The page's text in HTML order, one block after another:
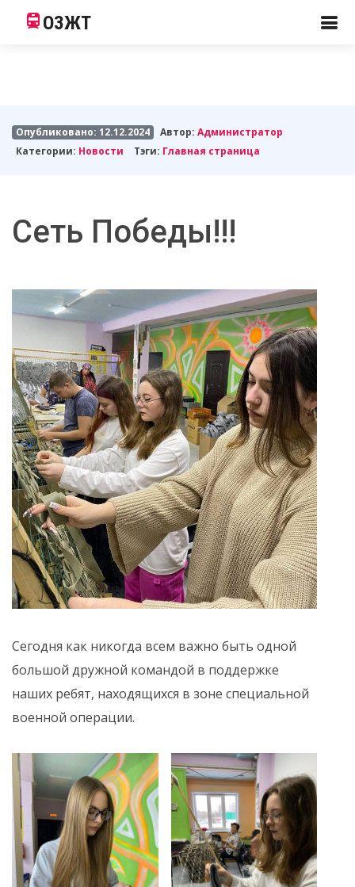
ОЗЖТ
Опубликовано: 12.12.2024 Автор:Администратор
Категории: Новости Тэги: Главная страница
Сеть Победы!!!
Сегодня как никогда всем важно быть одной
большой дружной командой в поддержке
наших ребят, находящихся в зоне специальной
военной операции.